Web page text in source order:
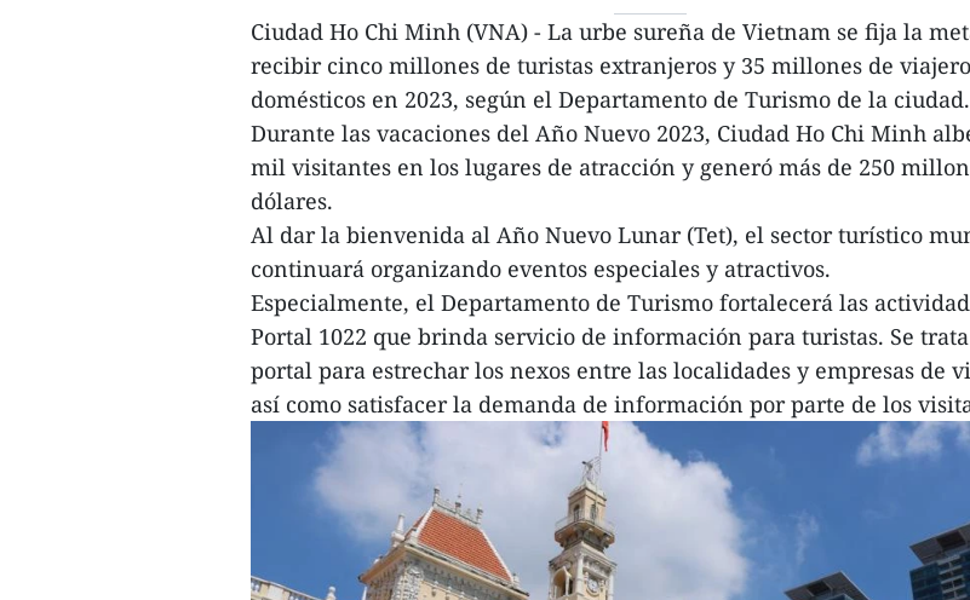
Ciudad Ho Chi Minh (VNA) - La urbe sureña de Vietnam se fija la
recibir cinco millones de turistas extranjeros y 35 millones de
domésticos en 2023, según el Departamento de Turismo de la ciudad.
Durante las vacaciones del Año Nuevo 2023, Ciudad Ho Chi Minh
mil visitantes en los lugares de atracción y generó más de 250
dólares.
Al dar la bienvenida al Año Nuevo Lunar (Tet), el sector turístico
continuará organizando eventos especiales y atractivos.
Especialmente, el Departamento de Turismo fortalecerá las
Portal 1022 que brinda servicio de información para turistas. Se
portal para estrechar los nexos entre las localidades y empresas de
así como satisfacer la demanda de información por parte de los